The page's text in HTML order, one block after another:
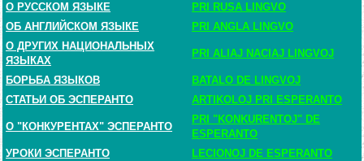
О РУССКОМ ЯЗЫКЕ
PRI RUSA LINGVO
ОБ АНГЛИЙСКОМ ЯЗЫКЕ
PRI ANGLA LINGVO
О ДРУГИХ НАЦИОНАЛЬНЫХ
ЯЗЫКАХ
PRI ALIAJ NACIAJ LINGVOJ
БОРЬБА ЯЗЫКОВ
BATALO DE LINGVOJ
СТАТЬИ ОБ ЭСПЕРАНТО
ARTIKOLOJ PRI ESPERANTO
О "КОНКУРЕНТАХ" ЭСПЕРАНТО
PRI "KONKURENTOJ" DE
ESPERANTO
УРОКИ ЭСПЕРАНТО
LECIONOJ DE ESPERANTO